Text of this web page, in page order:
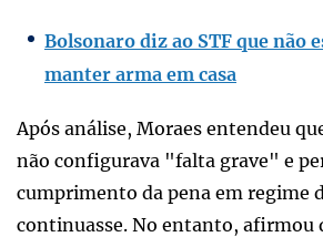
Bolsonaro diz ao STF que não
manter arma em casa
Após análise, Moraes entendeu
não configurava "falta grave" e
cumprimento da pena em regime
continuasse. No entanto, afirmou